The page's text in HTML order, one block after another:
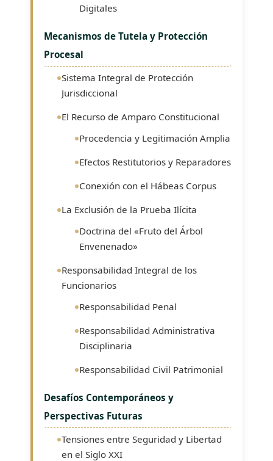
Digitales
Mecanismos de Tutela y Protección
Procesal
Sistema Integral de Protección
Jurisdiccional
El Recurso de Amparo Constitucional
Procedencia y Legitimación Amplia
Efectos Restitutorios y Reparadores
Conexión con el Hábeas Corpus
La Exclusión de la Prueba Ilícita
Doctrina del «Fruto del Árbol
Envenenado»
Responsabilidad Integral de los
Funcionarios
Responsabilidad Penal
Responsabilidad Administrativa
Disciplinaria
Responsabilidad Civil Patrimonial
Desafíos Contemporáneos y
Perspectivas Futuras
Tensiones entre Seguridad y Libertad
en el Siglo XXI